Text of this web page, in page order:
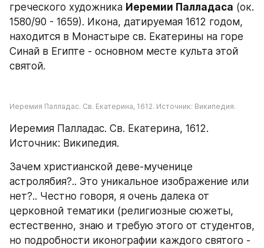
греческого художника Иеремии Палладаса (ок.
1580/90 - 1659). Икона, датируемая 1612 годом,
находится в Монастыре св. Екатерины на горе
Синай в Египте - основном месте культа этой
святой.
Иеремия Палладас. Св. Екатерина, 1612. Источник: Википедия.
Иеремия Палладас. Св. Екатерина, 1612.
Источник: Википедия.
Зачем христианской деве-мученице
астролябия?.. Это уникальное изображение или
нет?.. Честно говоря, я очень далека от
церковной тематики (религиозные сюжеты,
естественно, знаю и требую этого от студентов,
но подробности иконографии каждого святого -